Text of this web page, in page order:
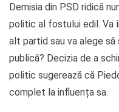
Demisia din PSD ridică
politic al fostului edil. Va
alt partid sau va alege
publică? Decizia de a
politic sugerează că
complet la influența sa.